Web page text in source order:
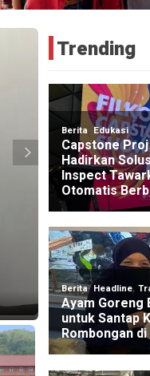
BRI Region
BRILink Agen
3 days ago
Trending